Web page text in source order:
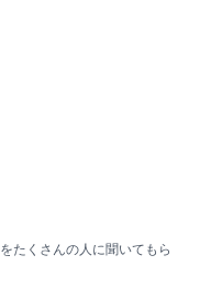
をたくさんの人に聞いてもら